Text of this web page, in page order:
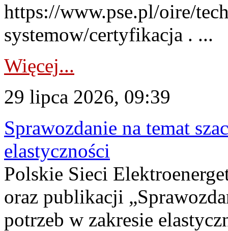
https://www.pse.pl/oire/
systemow/certyfikacja . ...
Więcej...
29 lipca 2026, 09:39
Sprawozdanie na temat
elastyczności
Polskie Sieci
oraz publikacji
potrzeb w zakresie